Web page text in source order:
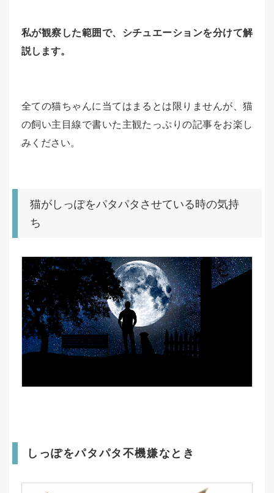
私が観察した範囲で、シチュエーションを分けて解
説します。
全ての猫ちゃんに当てはまるとは限りませんが、猫
の飼い主目線で書いた主観たっぷりの記事をお楽し
みください。
猫がしっぽをパタパタさせている時の気持
ち
しっぽをパタパタ不機嫌なとき